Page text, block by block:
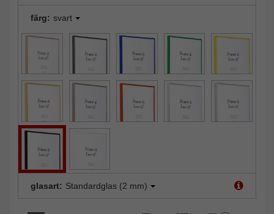
färg: svart
glasart: Standardglas (2 mm)